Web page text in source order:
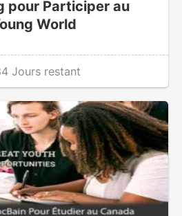
pour Participer au
World
Jours restant